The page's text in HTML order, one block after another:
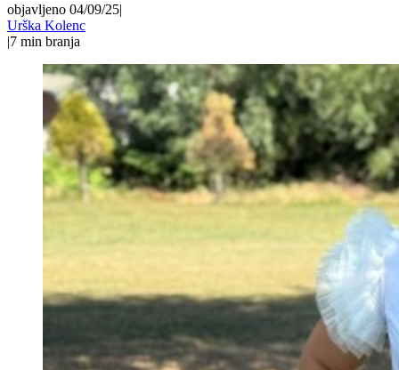
objavljeno 04/09/25|
Urška Kolenc
|7 min branja